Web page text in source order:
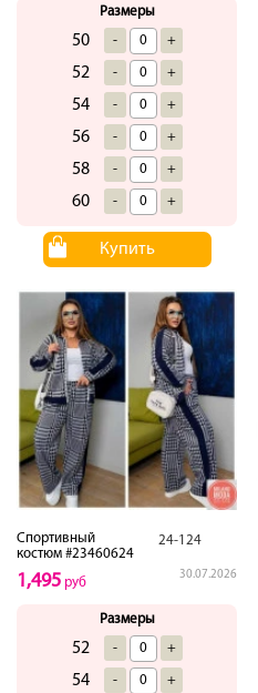
Размеры
50 - +
52 - +
54 - +
56 - +
58 - +
60 - +
Купить
Спортивный
костюм #23460624
24-124
30.07.2026
1,495 руб
Размеры
52 - +
54 - +